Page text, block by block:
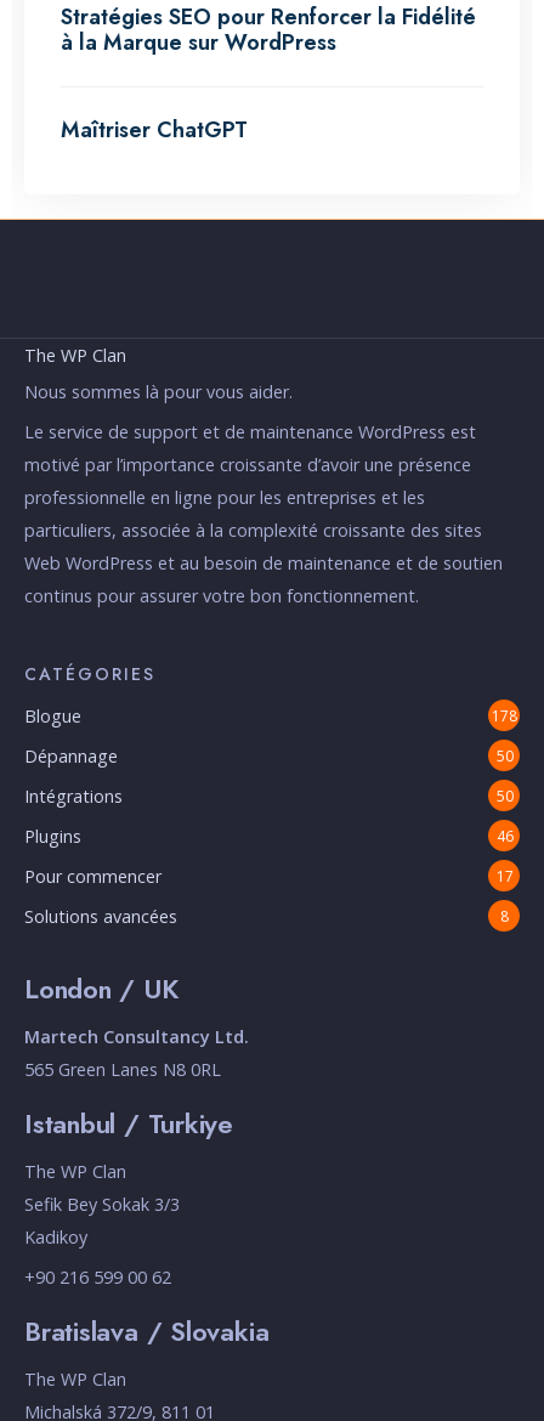
Stratégies SEO pour Renforcer la Fidélité
à la Marque sur WordPress
Maîtriser ChatGPT
The WP Clan
Nous sommes là pour vous aider.
Le service de support et de maintenance WordPress est
motivé par l’importance croissante d’avoir une présence
professionnelle en ligne pour les entreprises et les
particuliers, associée à la complexité croissante des sites
Web WordPress et au besoin de maintenance et de soutien
continus pour assurer votre bon fonctionnement.
CATÉGORIES
Blogue 178
Dépannage 50
Intégrations 50
Plugins 46
Pour commencer 17
Solutions avancées 8
London / UK
Martech Consultancy Ltd.
565 Green Lanes N8 0RL
Istanbul / Turkiye
The WP Clan
Sefik Bey Sokak 3/3
Kadikoy
+90 216 599 00 62
Bratislava / Slovakia
The WP Clan
Michalská 372/9, 811 01